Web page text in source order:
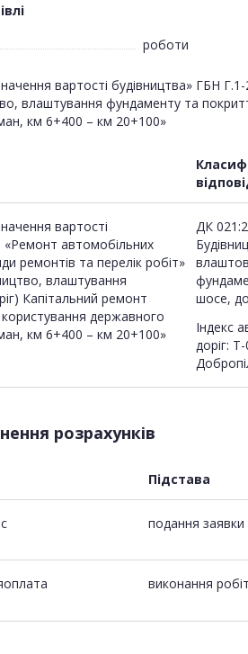
роботи
вартості будівництва» ГБН
влаштування фундаменту та
км 6+400 – км 20+100»
вартості
«Ремонт автомобільних
ремонтів та перелік робіт»
влаштування
Капітальний ремонт
державного
км 6+400 – км 20+100»
ДК
шосе,
Індекс
доріг:
розрахунків
Підстава
подання заявки
виконання робіт